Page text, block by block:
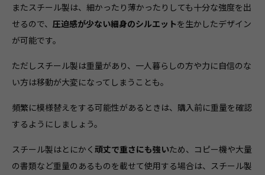
またスチール製は、細かったり薄かったりしても十分な強度を出
せるので、 圧迫感が少ない細身のシルエットを生かしたデザイン
が可能です。
ただしスチール製は重量があり、一人暮らしの方や力に自信のな
い方は移動が大変になってしまうことも。
頻繁に模様替えをする可能性があるときは、購入前に重量を確認
するようにしましょう。
スチール製はとにかく 頑丈で重さにも強いため、コピー機や大量
の書類など重量のあるものを載せて使用する場合は、スチール製